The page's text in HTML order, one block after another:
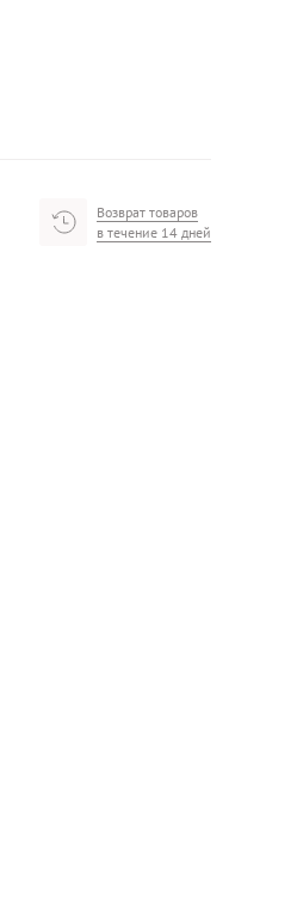
Возврат товаров
в течение 14 дней